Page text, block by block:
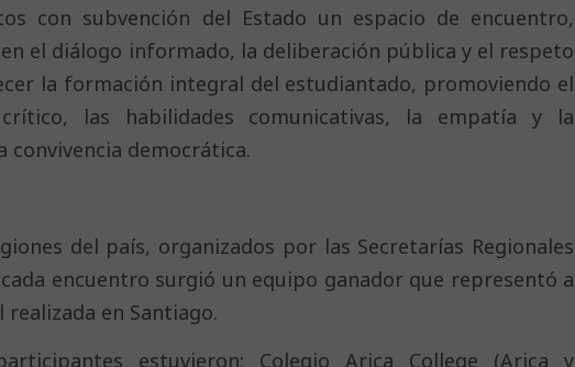
con subvención del Estado un espacio de encuentro,
el diálogo informado, la deliberación pública y el respeto
la formación integral del estudiantado, promoviendo el
las habilidades comunicativas, la empatía y la
convivencia democrática.
del país, organizados por las Secretarías Regionales
encuentro surgió un equipo ganador que representó a
en Santiago.
estuvieron: Colegio Arica College (Arica y